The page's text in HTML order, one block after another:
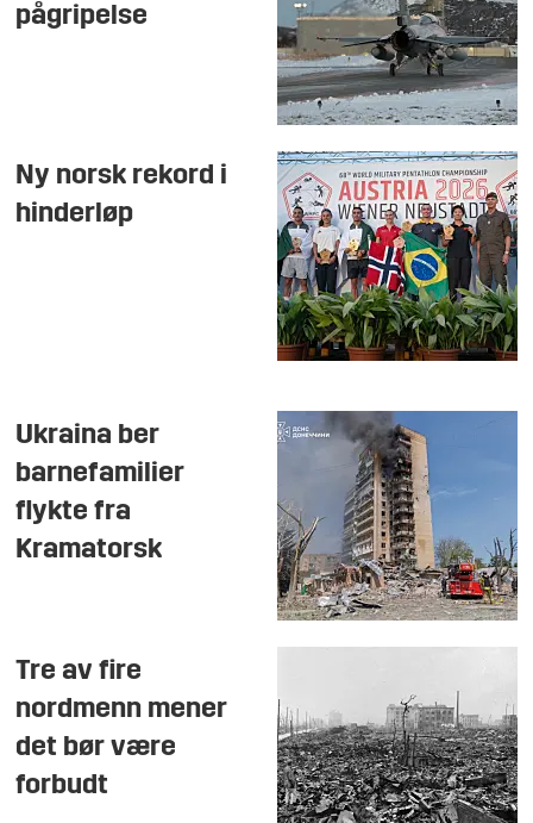
pågripelse
Ny norsk rekord i
hinderløp
Ukraina ber
barnefamilier
flykte fra
Kramatorsk
Tre av fire
nordmenn mener
det bør være
forbudt